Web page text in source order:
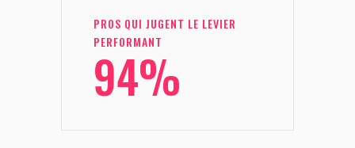
PROS QUI JUGENT LE LEVIER
PERFORMANT
94%